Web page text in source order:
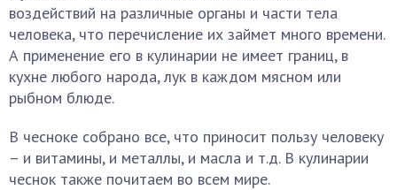
воздействий на различные органы и части тела
человека, что перечисление их займет много времени.
А применение его в кулинарии не имеет границ, в
кухне любого народа, лук в каждом мясном или
рыбном блюде.
В чесноке собрано все, что приносит пользу человеку
– и витамины, и металлы, и масла и т.д. В кулинарии
чеснок также почитаем во всем мире.